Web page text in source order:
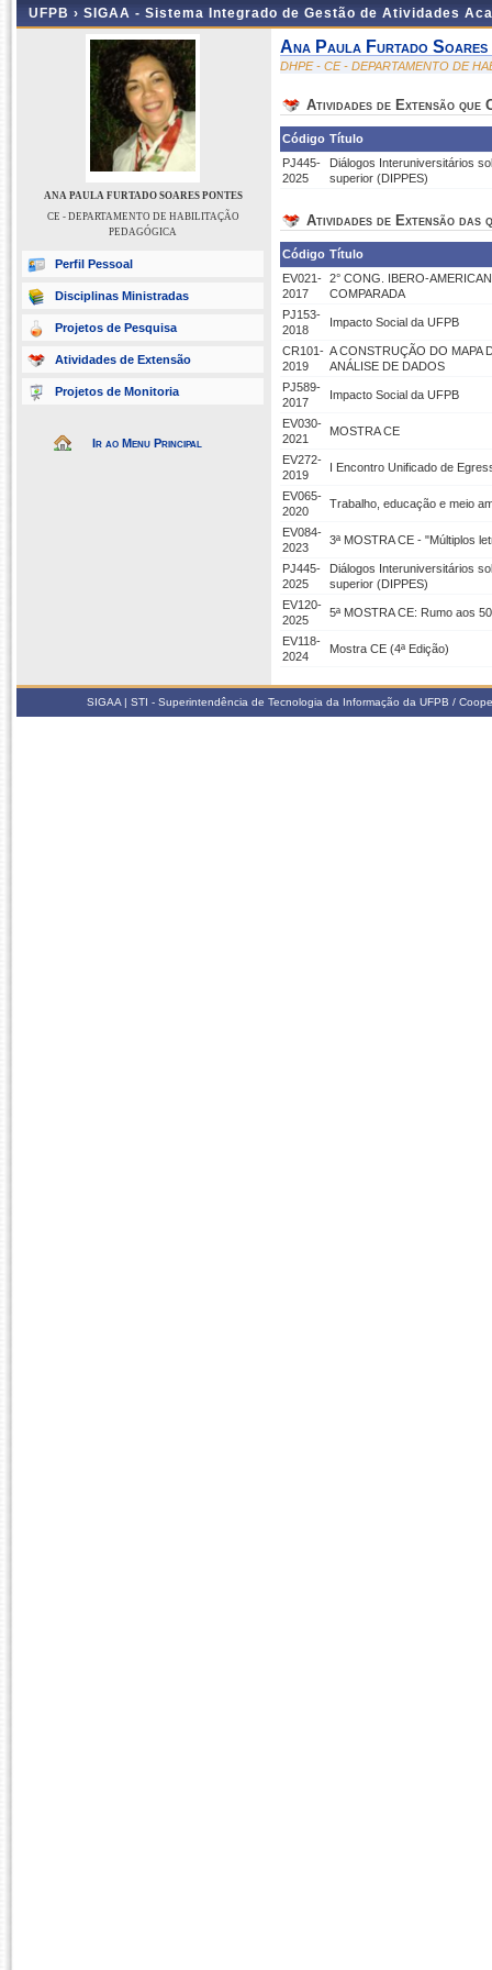
UFPB › SIGAA - Sistema Integrado de Gestão de Atividades
ANA PAULA FURTADO SOARES PONTES
CE - DEPARTAMENTO DE HABILITAÇÃO
PEDAGÓGICA
Perfil Pessoal
Disciplinas Ministradas
Projetos de Pesquisa
Atividades de Extensão
Projetos de Monitoria
Ir ao Menu Principal
Ana Paula Furtado Soares
DHPE - CE - DEPARTAMENTO DE
Atividades de Extensão que
Código Título
PJ445-
2025
Diálogos Interuniversitários
superior (DIPPES)
Atividades de Extensão das
Código Título
EV021-
2017
2° CONG. IBERO-
COMPARADA
PJ153-
2018
Impacto Social da UFPB
CR101-
2019
A CONSTRUÇÃO DO MAPA
ANÁLISE DE DADOS
PJ589-
2017
Impacto Social da UFPB
EV030-
2021
MOSTRA CE
EV272-
2019
I Encontro Unificado de
EV065-
2020
Trabalho, educação e meio
EV084-
2023
3ª MOSTRA CE - "Múltiplos
PJ445-
2025
Diálogos Interuniversitários
superior (DIPPES)
EV120-
2025
5ª MOSTRA CE: Rumo aos
EV118-
2024
Mostra CE (4ª Edição)
SIGAA | STI - Superintendência de Tecnologia da Informação da UFPB /